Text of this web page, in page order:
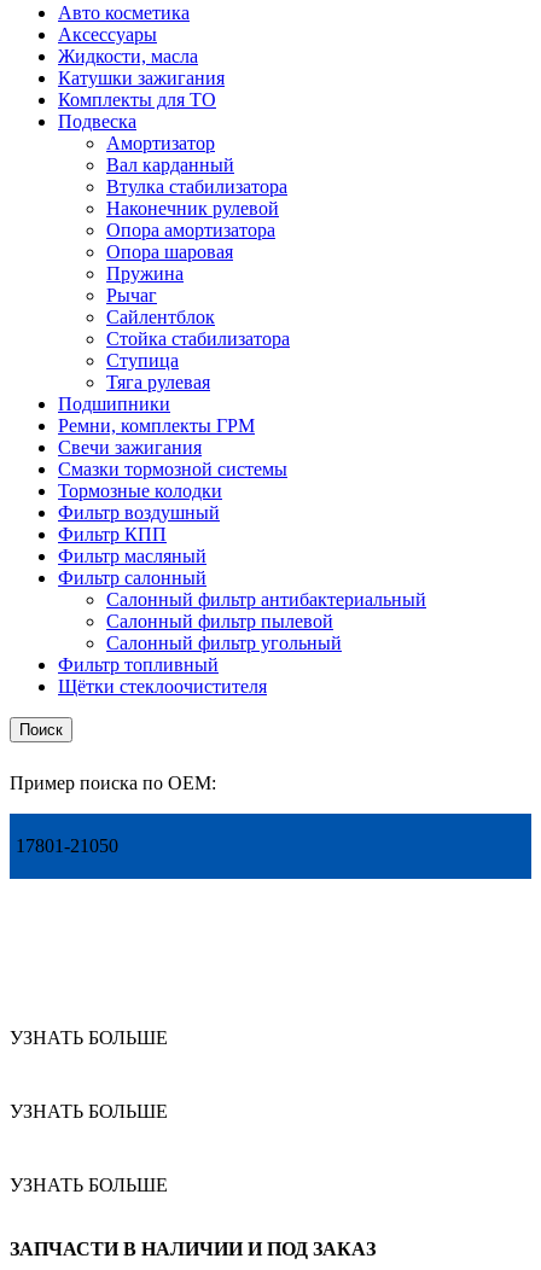
Авто косметика
Аксессуары
Жидкости, масла
Катушки зажигания
Комплекты для ТО
Подвеска
Амортизатор
Вал карданный
Втулка стабилизатора
Наконечник рулевой
Опора амортизатора
Опора шаровая
Пружина
Рычаг
Сайлентблок
Стойка стабилизатора
Ступица
Тяга рулевая
Подшипники
Ремни, комплекты ГРМ
Свечи зажигания
Смазки тормозной системы
Тормозные колодки
Фильтр воздушный
Фильтр КПП
Фильтр масляный
Фильтр салонный
Салонный фильтр антибактериальный
Салонный фильтр пылевой
Салонный фильтр угольный
Фильтр топливный
Щётки стеклоочистителя
Поиск
Пример поиска по OEM:
17801-21050
УЗНАТЬ БОЛЬШЕ
УЗНАТЬ БОЛЬШЕ
УЗНАТЬ БОЛЬШЕ
ЗАПЧАСТИ В НАЛИЧИИ И ПОД ЗАКАЗ